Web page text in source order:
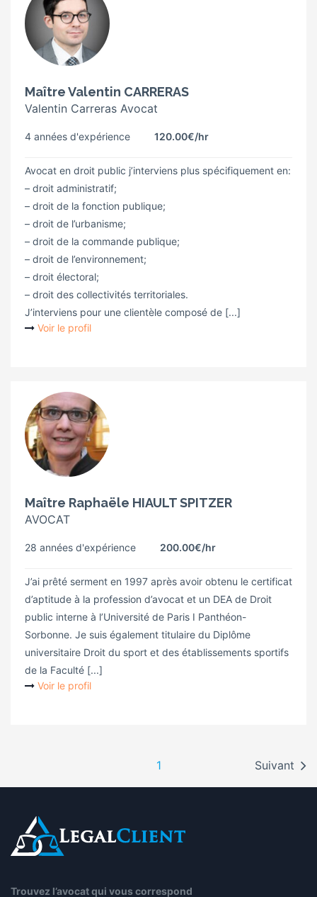
Maître Valentin CARRERAS
Valentin Carreras Avocat
4 années d'expérience 120.00€/hr
Avocat en droit public j’interviens plus spécifiquement en:
– droit administratif;
– droit de la fonction publique;
– droit de l’urbanisme;
– droit de la commande publique;
– droit de l’environnement;
– droit électoral;
– droit des collectivités territoriales.
J’interviens pour une clientèle composé de [...]
Voir le profil
Maître Raphaële HIAULT SPITZER
AVOCAT
28 années d'expérience 200.00€/hr
J’ai prêté serment en 1997 après avoir obtenu le certificat
d’aptitude à la profession d’avocat et un DEA de Droit
public interne à l’Université de Paris I Panthéon-
Sorbonne. Je suis également titulaire du Diplôme
universitaire Droit du sport et des établissements sportifs
de la Faculté [...]
Voir le profil
1 Suivant
Trouvez l’avocat qui vous correspond